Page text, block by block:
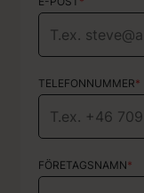
TELEFONNUMMER*
FÖRETAGSNAMN*
TELEFONNUMMER*
TYP AV TJÄNST